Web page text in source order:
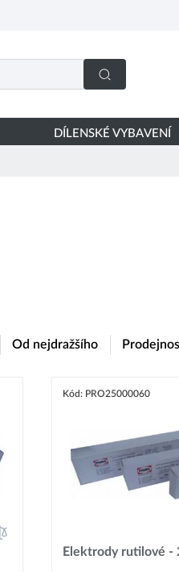
DÍLENSKÉ VYBAVENÍ
Od nejdražšího
Kód: PRO25000060
Elektrody rutilové -